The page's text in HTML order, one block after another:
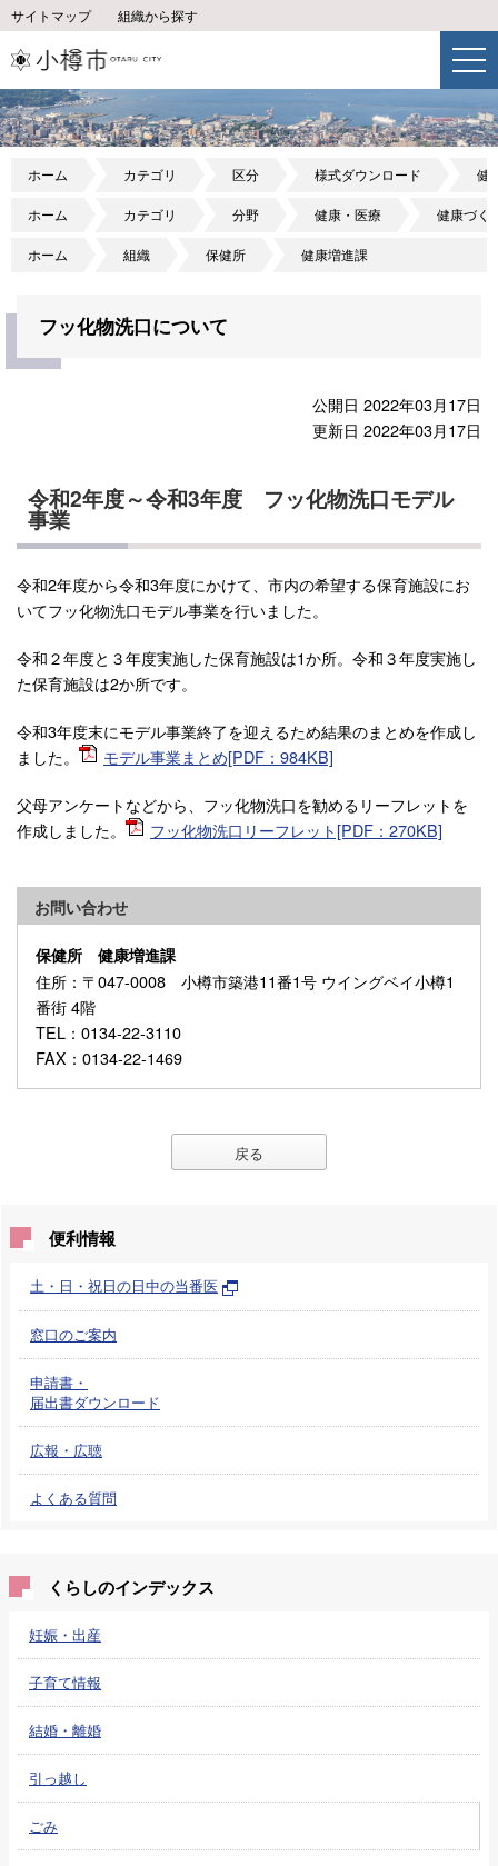
サイトマップ 組織から探す
ホーム カテゴリ 区分 様式ダウンロード 健
ホーム カテゴリ 分野 健康・医療 健康づく
ホーム 組織 保健所 健康増進課
フッ化物洗口について
公開日 2022年03月17日
更新日 2022年03月17日
令和2年度～令和3年度 フッ化物洗口モデル
事業
令和2年度から令和3年度にかけて、市内の希望する保育施設にお
いてフッ化物洗口モデル事業を行いました。
令和２年度と３年度実施した保育施設は1か所。令和３年度実施し
た保育施設は2か所です。
令和3年度末にモデル事業終了を迎えるため結果のまとめを作成し
ました。
モデル事業まとめ[PDF：984KB]
父母アンケートなどから、フッ化物洗口を勧めるリーフレットを
作成しました。
フッ化物洗口リーフレット[PDF：270KB]
お問い合わせ
保健所 健康増進課
住所 ：〒047-0008 小樽市築港11番1号 ウイングベイ小樽1
番街 4階
TEL ：0134-22-3110
FAX ：0134-22-1469
戻る
便利情報
土・日・祝日の日中の当番医
窓口のご案内
申請書・
届出書ダウンロード
広報・広聴
よくある質問
くらしのインデックス
妊娠・出産
子育て情報
結婚・離婚
引っ越し
ごみ